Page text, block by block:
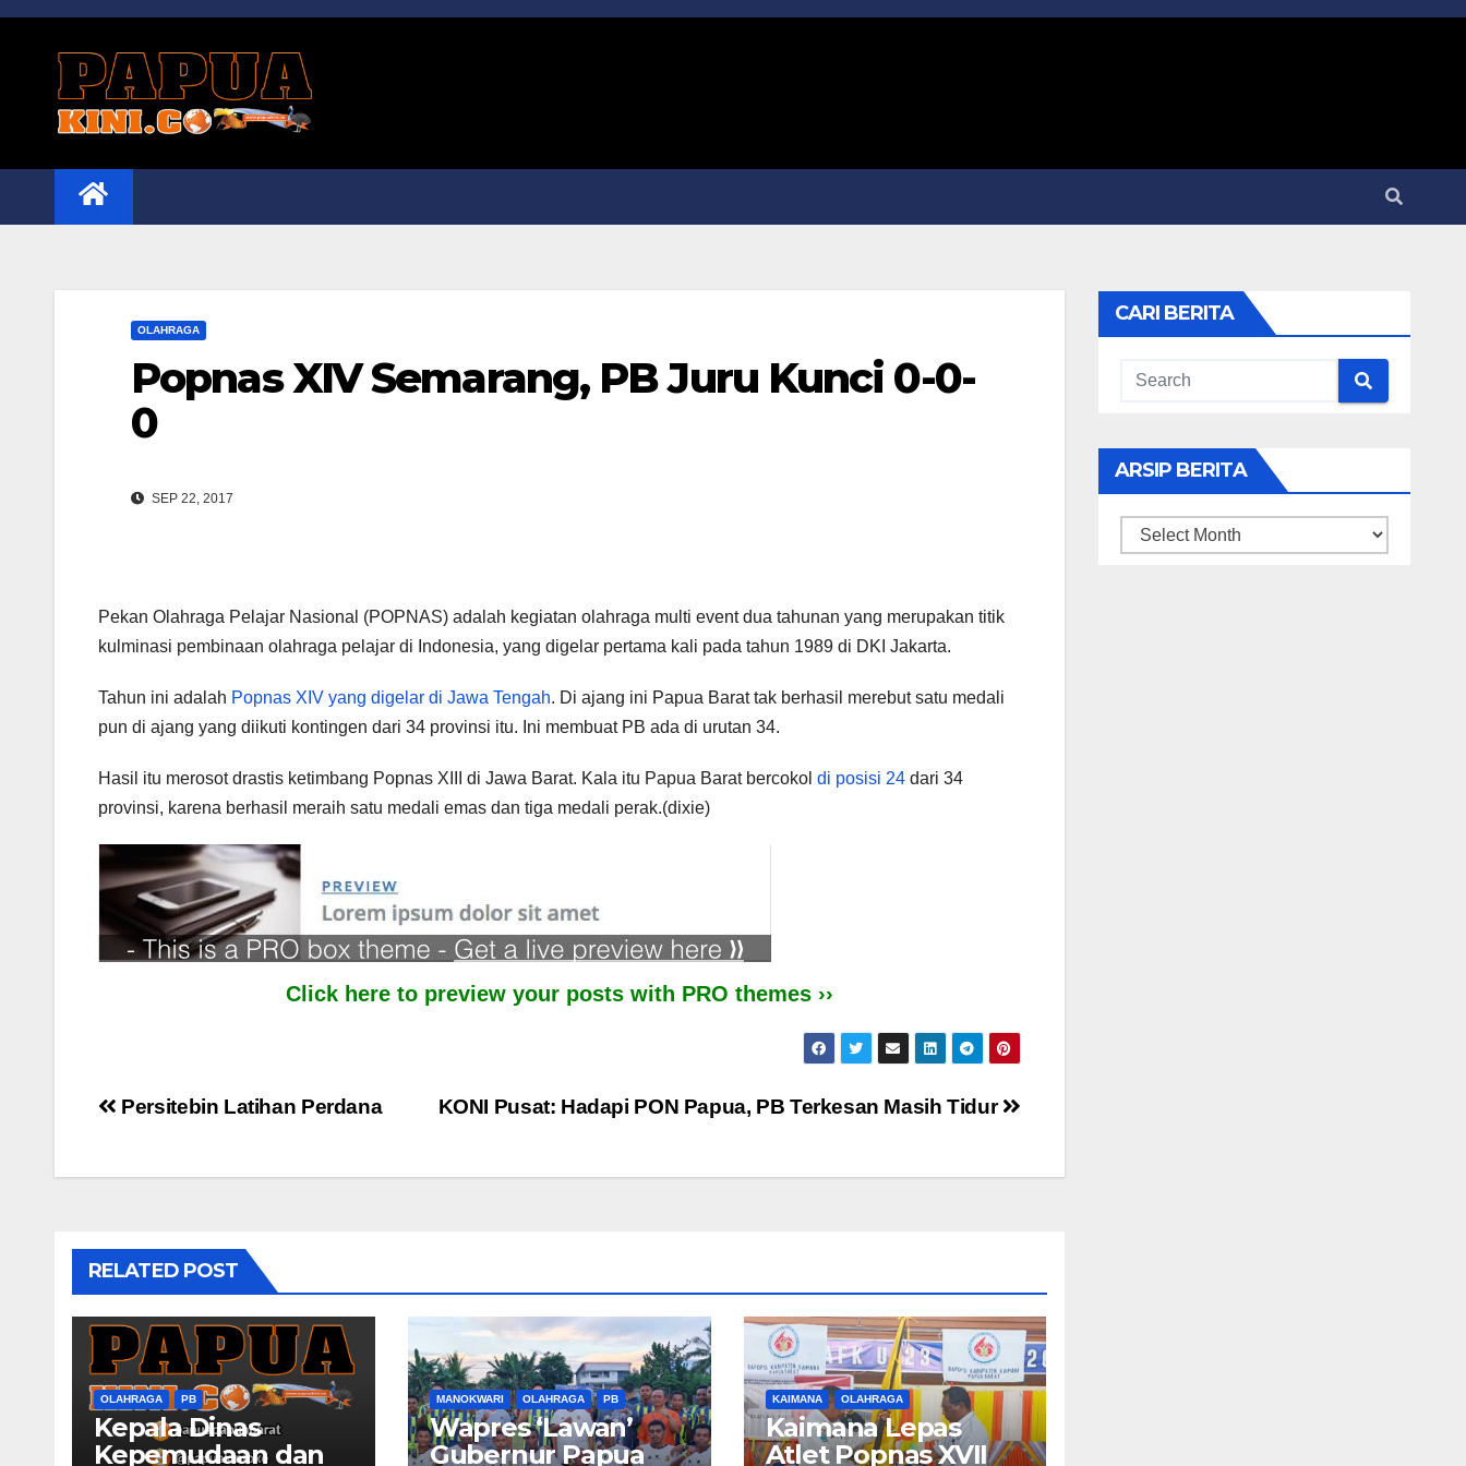
Skip
OLAHRAGA
Popnas XIV Semarang, PB Juru Kunci 0-0-
0
SEP 22, 2017
Pekan Olahraga Pelajar Nasional (POPNAS) adalah kegiatan olahraga multi event dua tahunan yang merupakan titik
kulminasi pembinaan olahraga pelajar di Indonesia, yang digelar pertama kali pada tahun 1989 di DKI Jakarta.
Tahun ini adalah Popnas XIV yang digelar di Jawa Tengah. Di ajang ini Papua Barat tak berhasil merebut satu medali
pun di ajang yang diikuti kontingen dari 34 provinsi itu. Ini membuat PB ada di urutan 34.
Hasil itu merosot drastis ketimbang Popnas XIII di Jawa Barat. Kala itu Papua Barat bercokol di posisi 24 dari 34
provinsi, karena berhasil meraih satu medali emas dan tiga medali perak.(dixie)
Click here to preview your posts with PRO themes ››
Post
KONI Pusat: Hadapi PON Papua, PB Terkesan Masih Tidur
Persitebin Latihan Perdana
RELATED POST
OLAHRAGA PB
Kepala Dinas
Kepemudaan dan
MANOKWARI OLAHRAGA PB
Wapres ‘Lawan’
Gubernur Papua
KAIMANA OLAHRAGA
Kaimana Lepas
Atlet Popnas XVII
CARI BERITA
ARSIP BERITA
ARSIP